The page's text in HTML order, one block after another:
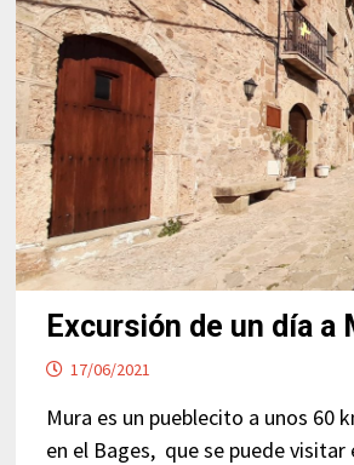
Excursión de un día a
17/06/2021
Mura es un pueblecito a unos 60
en el Bages, que se puede visitar